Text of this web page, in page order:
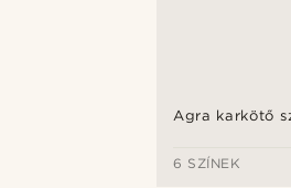
Agra karkötő
6 SZÍNEK